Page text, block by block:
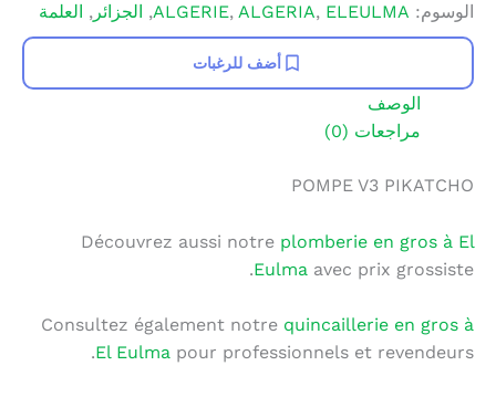
الوسوم:
ALGERIE, ALGERIA, ELEULMA
, الجزائر , العلمة
أضف للرغبات
الوصف
مراجعات (0)
POMPE V3 PIKATCHO
Découvrez aussi notre plomberie en gros à El
Eulma avec prix grossiste.
Consultez également notre quincaillerie en gros à
El Eulma pour professionnels et revendeurs.